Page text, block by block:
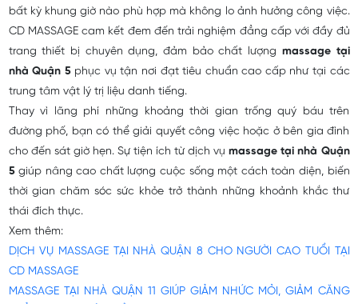
bất kỳ khung giờ nào phù hợp mà không lo ảnh hưởng công việc.
CD MASSAGE cam kết đem đến trải nghiệm đẳng cấp với đầy đủ
trang thiết bị chuyên dụng, đảm bảo chất lượng massage tại
nhà Quận 5phục vụ tận nơi đạt tiêu chuẩn cao cấp như tại các
trung tâm vật lý trị liệu danh tiếng.
Thay vì lãng phí những khoảng thời gian trống quý báu trên
đường phố, bạn có thể giải quyết công việc hoặc ở bên gia đình
cho đến sát giờ hẹn. Sự tiện ích từ dịch vụmassage tại nhà Quận
5giúp nâng cao chất lượng cuộc sống một cách toàn diện, biến
thời gian chăm sóc sức khỏe trở thành những khoảnh khắc thư
thái đích thực.
Xem thêm:
DỊCH VỤ MASSAGE TẠI NHÀ QUẬN 8 CHO NGƯỜI CAO TUỔI TẠI
CD MASSAGE
MASSAGE TẠI NHÀ QUẬN 11 GIÚP GIẢM NHỨC MỎI, GIẢM CĂNG